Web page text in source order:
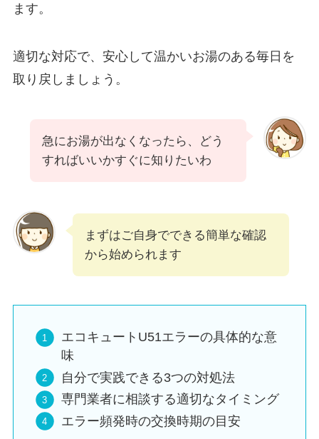
ます。
適切な対応で、安心して温かいお湯のある毎日を
取り戻しましょう。
急にお湯が出なくなったら、どう
すればいいかすぐに知りたいわ
まずはご自身でできる簡単な確認
から始められます
エコキュートU51エラーの具体的な意
味
自分で実践できる3つの対処法
専門業者に相談する適切なタイミング
エラー頻発時の交換時期の目安